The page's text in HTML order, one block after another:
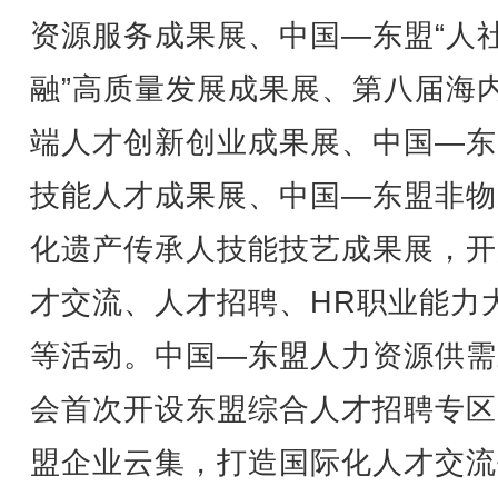
资源服务成果展、中国—东盟“人
融”高质量发展成果展、第八届海
端人才创新创业成果展、中国—
技能人才成果展、中国—东盟非
化遗产传承人技能技艺成果展，
才交流、人才招聘、HR职业能力
等活动。中国—东盟人力资源供
会首次开设东盟综合人才招聘专
盟企业云集，打造国际化人才交